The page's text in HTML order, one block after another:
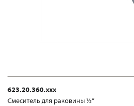
623.20.360.xxx
Смеситель для раковины ½“